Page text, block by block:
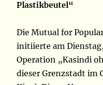
Plastikbeutel“
Die Mutual for
initiierte am
Operation „Kasindi
dieser Grenzstadt im